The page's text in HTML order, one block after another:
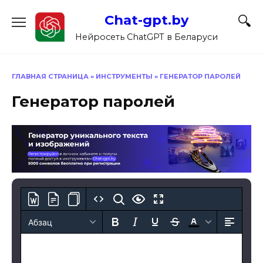
содержанию
Chat-gpt.by
Нейросеть ChatGPT в Беларуси
ГЛАВНАЯ СТРАНИЦА » ИНСТРУМЕНТЫ » ГЕНЕРАТОР ПАРОЛЕЙ
Генератор паролей
Абзац